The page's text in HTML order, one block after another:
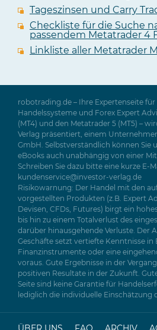
Tageszinsen und Carry
Checkliste für die Suche
passendem Metatrader 4
Linkliste aller Metatrader
robotrading.de – Ihre Expertenseite
Handelssysteme und Forex Expert
(MT4) und den Metatrader 5 (MT5) –
Verlag präsentiert, einem
GmbH. Selbstverständlich können Sie
eBooks auch unabhängig von einer
Schreiben Sie dazu bitte eine kurze E-
kundenservice@investor-verlag.de
Risikowarnung: Der Handel mit den
vorgestellten Produkten (z.B. Expert
Devisen, CFDs, Futures) birgt ein
bis hin zu einem Totalverlust des
darüber hinausgehende Verluste. Der
Geschäfte setzt vertiefte Kenntnisse in
Finanzinstrumente oder eine
voraus. Gute Ergebnisse in der
positiven Resultate in der Zukunft.
Seite sind keine Garantie für
lediglich die individuelle Einschätzung